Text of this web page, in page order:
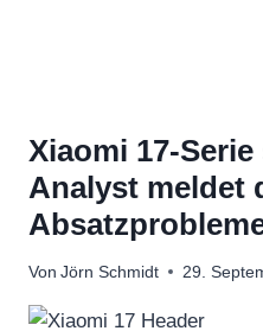
Xiaomi 17-
Analyst meldet
Von Jörn Schmidt 29.